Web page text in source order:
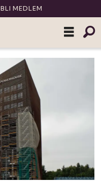
BLI MEDLEM